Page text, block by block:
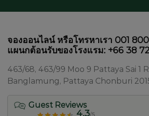
จองออนไลน์ หรือโทรหาเรา 001
แผนกต้อนรับของโรงแรม: +66 38
463/68, 463/99 Moo 9 Pattaya Sai 1
Banglamung, Pattaya Chonburi
Guest Reviews
4.3/5